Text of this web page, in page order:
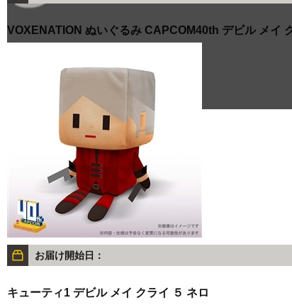
VOXENATION ぬいぐるみ CAPCOM40th デビル メイ
お届け開始日：
キューティ1 デビル メイ クライ ５ ネロ